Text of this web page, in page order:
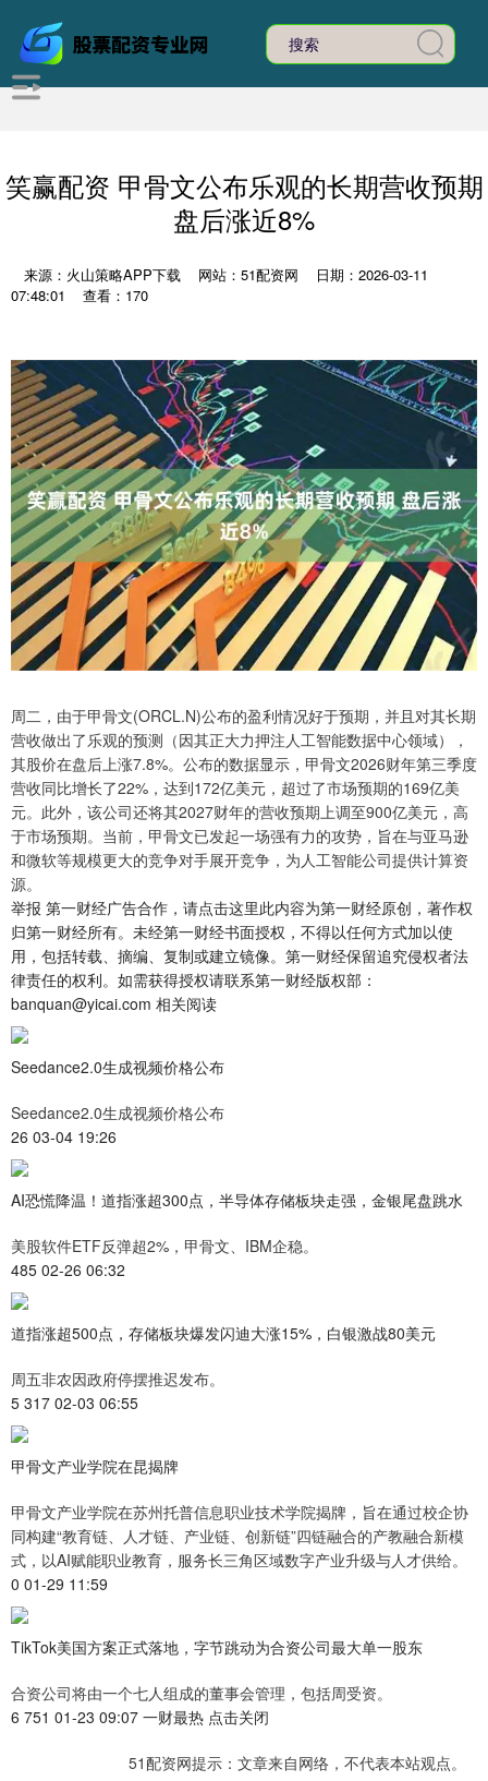
笑赢配资 甲骨文公布乐观的长期营收预期
盘后涨近8%
来源：火山策略APP下载 网站：51配资网
日期：2026-03-11
07:48:01
查看：170
周二，由于甲骨文(ORCL.N)公布的盈利情况好于预期，并且对其长期
营收做出了乐观的预测（因其正大力押注人工智能数据中心领域），
其股价在盘后上涨7.8%。公布的数据显示，甲骨文2026财年第三季度
营收同比增长了22%，达到172亿美元，超过了市场预期的169亿美
元。此外，该公司还将其2027财年的营收预期上调至900亿美元，高
于市场预期。当前，甲骨文已发起一场强有力的攻势，旨在与亚马逊
和微软等规模更大的竞争对手展开竞争，为人工智能公司提供计算资
源。
举报 第一财经广告合作，请点击这里此内容为第一财经原创，著作权
归第一财经所有。未经第一财经书面授权，不得以任何方式加以使
用，包括转载、摘编、复制或建立镜像。第一财经保留追究侵权者法
律责任的权利。如需获得授权请联系第一财经版权部：
banquan@yicai.com 相关阅读
Seedance2.0生成视频价格公布
Seedance2.0生成视频价格公布
26 03-04 19:26
AI恐慌降温！道指涨超300点，半导体存储板块走强，金银尾盘跳水
美股软件ETF反弹超2%，甲骨文、IBM企稳。
485 02-26 06:32
道指涨超500点，存储板块爆发闪迪大涨15%，白银激战80美元
周五非农因政府停摆推迟发布。
5 317 02-03 06:55
甲骨文产业学院在昆揭牌
甲骨文产业学院在苏州托普信息职业技术学院揭牌，旨在通过校企协
同构建“教育链、人才链、产业链、创新链”四链融合的产教融合新模
式，以AI赋能职业教育，服务长三角区域数字产业升级与人才供给。
0 01-29 11:59
TikTok美国方案正式落地，字节跳动为合资公司最大单一股东
合资公司将由一个七人组成的董事会管理，包括周受资。
6 751 01-23 09:07 一财最热 点击关闭
51配资网提示：文章来自网络，不代表本站观点。